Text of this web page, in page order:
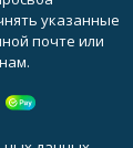
указанные
почте или